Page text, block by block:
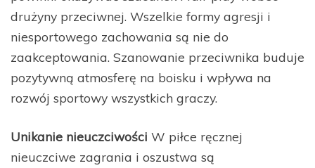
drużyny przeciwnej. Wszelkie formy agresji i
niesportowego zachowania są nie do
zaakceptowania. Szanowanie przeciwnika buduje
pozytywną atmosferę na boisku i wpływa na
rozwój sportowy wszystkich graczy.
Unikanie nieuczciwości W piłce ręcznej
nieuczciwe zagrania i oszustwa są